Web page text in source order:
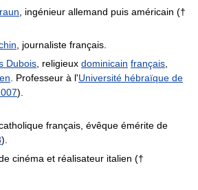
, ingénieur allemand puis américain (†
, journaliste français.
Dubois , religieux dominicain français
. Professeur à l'Université hébraïque de
).
catholique français, évêque émérite de
).
de cinéma et réalisateur italien (†